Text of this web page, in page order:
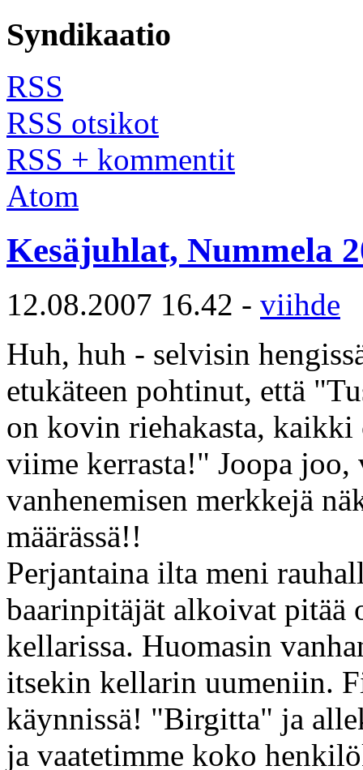
Syndikaatio
RSS
RSS otsikot
RSS + kommentit
Atom
Kesäjuhlat, Nummela
12.08.2007 16.42 - viihde
Huh, huh - selvisin
etukäteen pohtinut, että
on kovin riehakasta,
viime kerrasta!" Joopa
vanhenemisen merkkejä
määrässä!!
Perjantaina ilta meni
baarinpitäjät alkoivat pitää
kellarissa. Huomasin
itsekin kellarin uumeniin.
käynnissä! "Birgitta" ja
ja vaatetimme koko